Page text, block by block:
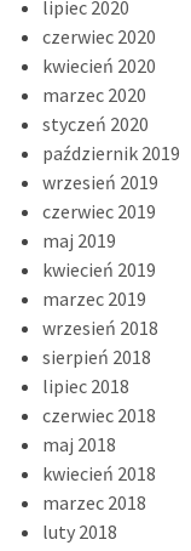
lipiec 2020
czerwiec 2020
kwiecień 2020
marzec 2020
styczeń 2020
październik 2019
wrzesień 2019
czerwiec 2019
maj 2019
kwiecień 2019
marzec 2019
wrzesień 2018
sierpień 2018
lipiec 2018
czerwiec 2018
maj 2018
kwiecień 2018
marzec 2018
luty 2018